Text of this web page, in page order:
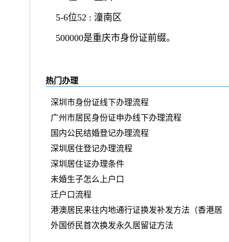
5-6位52 : 潼南区
500000是重庆市身份证前缀。
热门办理
深圳市身份证线下办理流程
广州市居民身份证申办线下办理流程
国内公民结婚登记办理流程
深圳居住登记办理流程
深圳居住证办理条件
未婚生子怎么上户口
迁户口流程
港澳居民来往内地通行证换发补发方法（香港居
外国侨民首次换发永久居留证方法